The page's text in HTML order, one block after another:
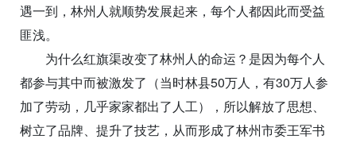
遇一到，林州人就顺势发展起来，每个人都因此而受益
匪浅。
为什么红旗渠改变了林州人的命运？是因为每个人
都参与其中而被激发了（当时林县50万人，有30万人参
加了劳动，几乎家家都出了人工），所以解放了思想、
树立了品牌、提升了技艺，从而形成了林州市委王军书